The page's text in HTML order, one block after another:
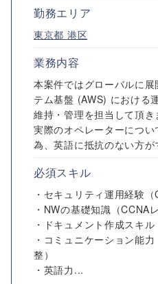
勤務エリア
東京都 港区
業務内容
本案件ではグローバルに
テム基盤 (AWS) における
維持・管理を担当して頂き
実際のオペレーターにつ
為、英語に抵抗のない方が
必須スキル
・セキュリティ運用経験（
・NWの基礎知識（CCNAレ
・ドキュメント作成スキ
・コミュニケーション能
整）
・英語力...